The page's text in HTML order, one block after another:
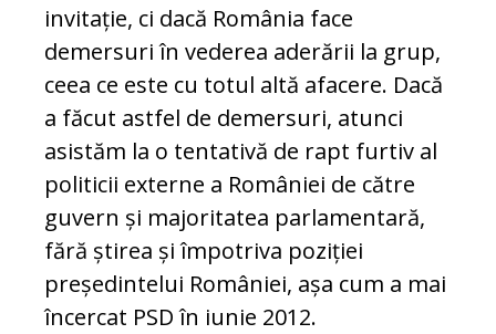
invitație, ci da­că România face
demersuri în vederea ade­ră­rii la grup,
ceea ce este cu totul altă afa­cere. Dacă
a făcut astfel de demersuri, atunci
asistăm la o tentativă de rapt furtiv al
politicii externe a României de către
guvern și ma­jo­ritatea parlamentară,
fără știrea și împotriva poziției
președintelui României, așa cum a mai
încercat PSD în iunie 2012.